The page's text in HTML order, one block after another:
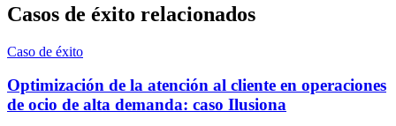
Casos de éxito relacionados
Caso de éxito
Optimización de la atención al cliente en operaciones
de ocio de alta demanda: caso Ilusiona